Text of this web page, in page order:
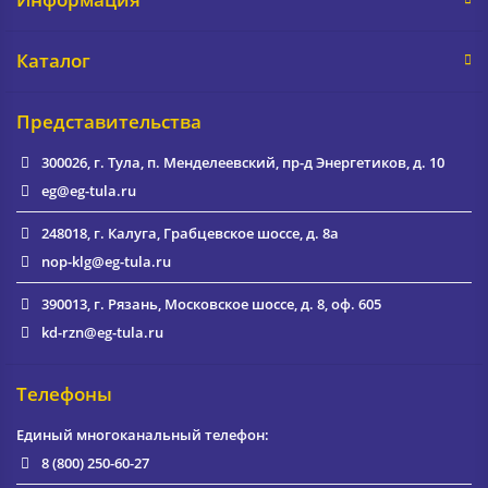
Каталог
Представительства
300026, г. Тула, п. Менделеевский, пр-д Энергетиков, д. 10
eg@eg-tula.ru
248018, г. Калуга, Грабцевское шоссе, д. 8а
nop-klg@eg-tula.ru
390013, г. Рязань, Московское шоссе, д. 8, оф. 605
kd-rzn@eg-tula.ru
Телефоны
Единый многоканальный телефон:
8 (800) 250-60-27